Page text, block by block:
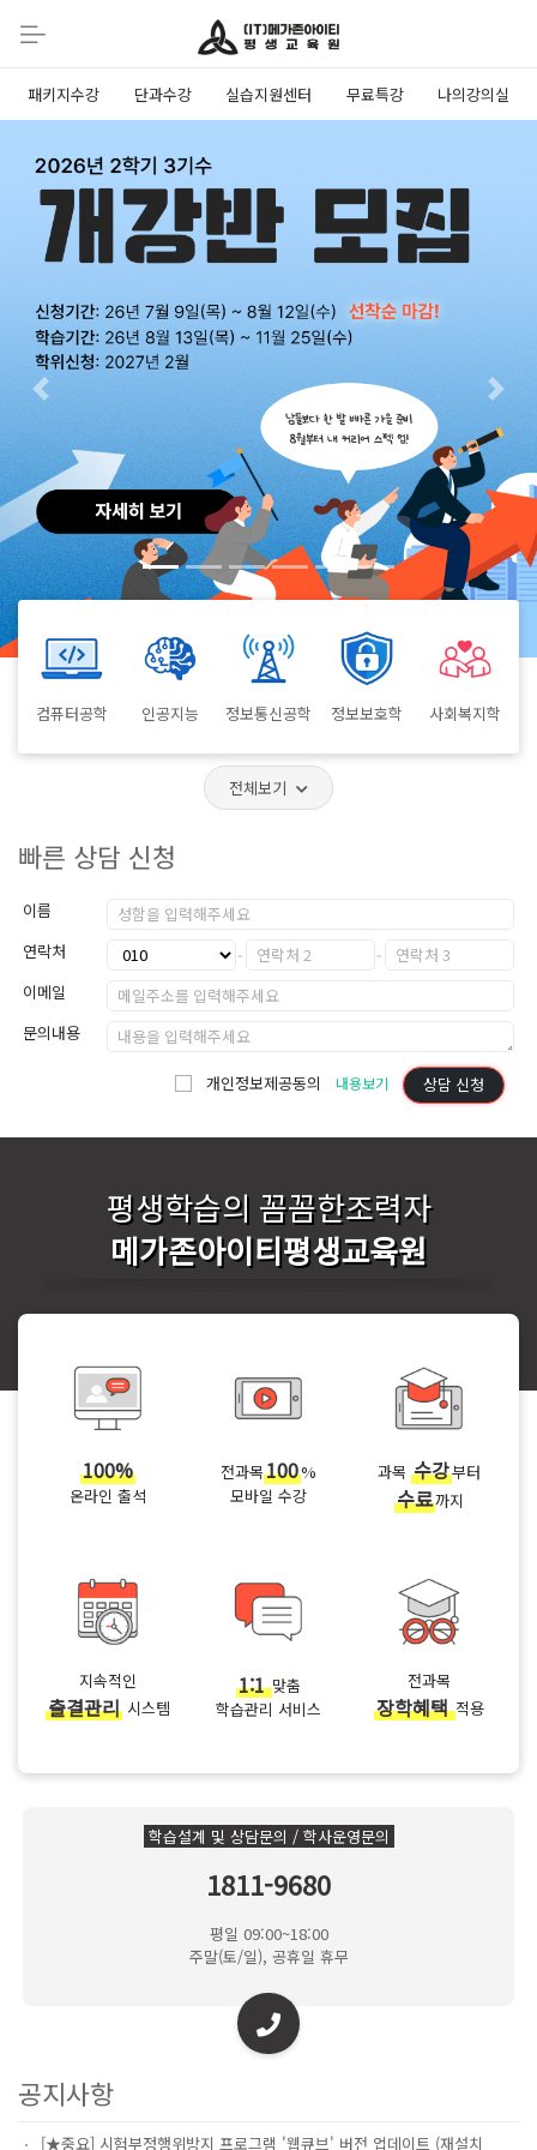
패키지수강 단과수강 실습지원센터 무료특강 나의강의실
Previous Next
컴퓨터공학 인공지능 정보통신공학 정보보호학 사회복지학
전체보기
빠른 상담 신청
이름
연락처
이메일
문의내용
개인정보제공동의 내용보기 상담 신청
평생학습의 꼼꼼한조력자
메가존아이티평생교육원
100%
온라인 출석
전과목100%
모바일 수강
과목수강부터
수료까지
지속적인
출결관리시스템
1:1맞춤
학습관리 서비스
전과목
장학혜택적용
학습설계 및 상담문의 / 학사운영문의
1811-9680
평일 09:00~18:00
주말(토/일), 공휴일 휴무
공지사항
[★중요] 시험부정행위방지 프로그램 '웹큐브' 버전 업데이트 (재설치